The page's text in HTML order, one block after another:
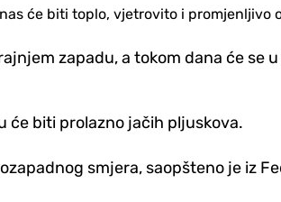
će biti toplo, vjetrovito i
zapadu, a tokom dana će
će biti prolazno jačih pljuskova.
smjera, saopšteno je iz